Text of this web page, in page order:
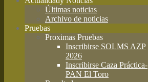
Últimas noticias
Archivo de noticias
Pruebas
Proximas Pruebas
Inscribirse SOLMS AZP
2026
Inscribirse Caza Práctica-
PAN El Toro